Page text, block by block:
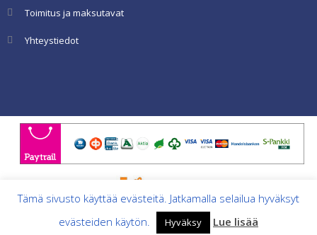
Toimitus ja maksutavat
Yhteystiedot
Tämä sivusto käyttää evästeitä. Jatkamalla selailua hyväksyt
evästeiden käytön.
Hyväksy Lue lisää